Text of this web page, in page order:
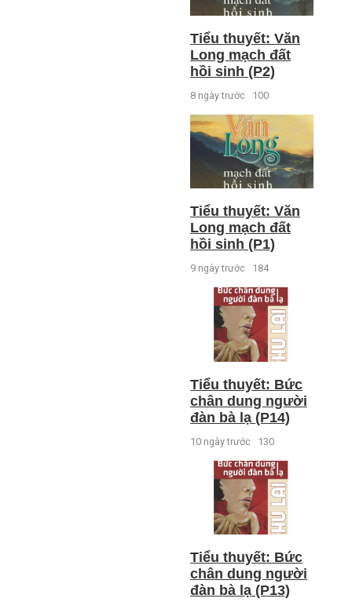
Tiểu thuyết: Văn
Long mạch đất
hồi sinh (P2)
8 ngày trước 100
Tiểu thuyết: Văn
Long mạch đất
hồi sinh (P1)
9 ngày trước 184
Tiểu thuyết: Bức
chân dung người
đàn bà lạ (P14)
10 ngày trước 130
Tiểu thuyết: Bức
chân dung người
đàn bà lạ (P13)